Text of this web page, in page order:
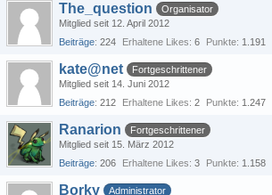
The_question
Organisator
Mitglied seit 12. April 2012
Beiträge 224 Erhaltene Likes 6 Punkte 1.191
kate@net
Fortgeschrittener
Mitglied seit 14. Juni 2012
Beiträge 212 Erhaltene Likes 2 Punkte 1.247
Ranarion
Fortgeschrittener
Mitglied seit 15. März 2012
Beiträge 206 Erhaltene Likes 3 Punkte 1.158
Borky
Administrator